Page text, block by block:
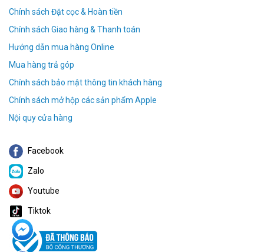
Chính sách Đặt cọc & Hoàn tiền
Chính sách Giao hàng & Thanh toán
Hướng dẫn mua hàng Online
Mua hàng trả góp
Chính sách bảo mật thông tin khách hàng
Chính sách mở hộp các sản phẩm Apple
Nội quy cửa hàng
Facebook
Zalo
Youtube
Tiktok